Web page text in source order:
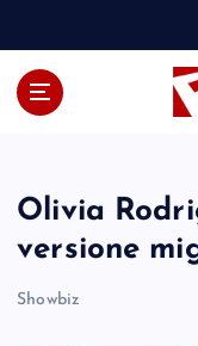
Olivia
versione
Showbiz